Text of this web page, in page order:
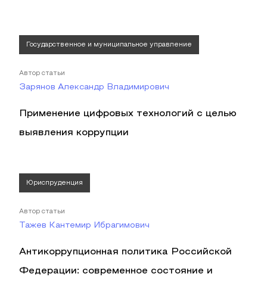
Государственное и муниципальное управление
Автор статьи
Зарянов Александр Владимирович
Применение цифровых технологий с целью
выявления коррупции
Юриспруденция
Автор статьи
Тажев Кантемир Ибрагимович
Антикоррупционная политика Российской
Федерации: современное состояние и